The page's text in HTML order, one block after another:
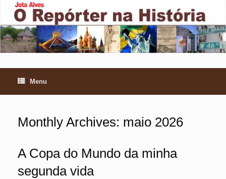
content
Menu
Monthly Archives: maio 2026
A Copa do Mundo da minha
segunda vida